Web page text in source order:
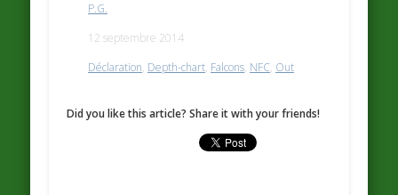
P.G.
12 septembre 2014
Déclaration, Depth-chart, Falcons, NFC, Out
Did you like this article? Share it with your friends!